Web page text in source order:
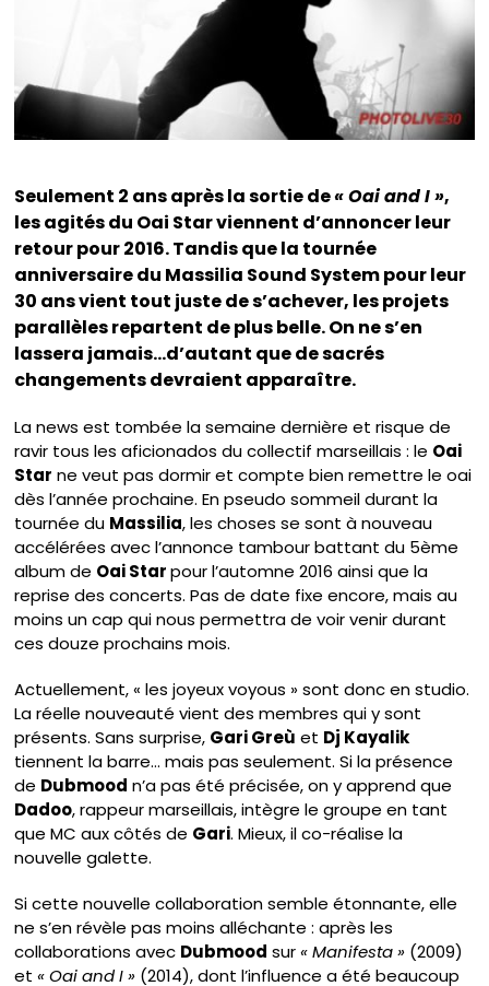
Seulement 2 ans après la sortie de« Oai and I »,
les agités du Oai Star viennent d’annoncer leur
retour pour 2016. Tandis que la tournée
anniversaire du Massilia Sound System pour leur
30 ans vient tout juste de s’achever, les projets
parallèles repartent de plus belle. On ne s’en
lassera jamais…d’autant que de sacrés
changements devraient apparaître.
La news est tombée la semaine dernière et risque de
ravir tous les aficionados du collectif marseillais : le Oai
Star ne veut pas dormir et compte bien remettre le oai
dès l’année prochaine. En pseudo sommeil durant la
tournée du Massilia, les choses se sont à nouveau
accélérées avec l’annonce tambour battant du 5ème
album de Oai Starpour l’automne 2016 ainsi que la
reprise des concerts. Pas de date fixe encore, mais au
moins un cap qui nous permettra de voir venir durant
ces douze prochains mois.
Actuellement, « les joyeux voyous » sont donc en studio.
La réelle nouveauté vient des membres qui y sont
présents. Sans surprise, Gari Greù et Dj Kayalik
tiennent la barre… mais pas seulement. Si la présence
de Dubmood n’a pas été précisée, on y apprend que
Dadoo, rappeur marseillais, intègre le groupe en tant
que MC aux côtés de Gari. Mieux, il co-réalise la
nouvelle galette.
Si cette nouvelle collaboration semble étonnante, elle
ne s’en révèle pas moins alléchante : après les
collaborations avec Dubmood sur« Manifesta » (2009)
et« Oai and I » (2014), dont l’influence a été beaucoup